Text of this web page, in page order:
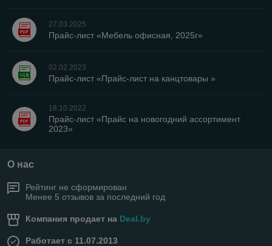
27.03.2025
Прайс-лист «Мебель офисная, 2025г»
02.02.2023
Прайс-лист «Прайс-лист на канцтовары »
18.10.2022
Прайс-лист «Прайс на новогодний ассортимент
2023»
О нас
Рейтинг не сформирован
Менее 5 отзывов за последний год
Компания продает на Deal.by
Работает с 11.07.2013